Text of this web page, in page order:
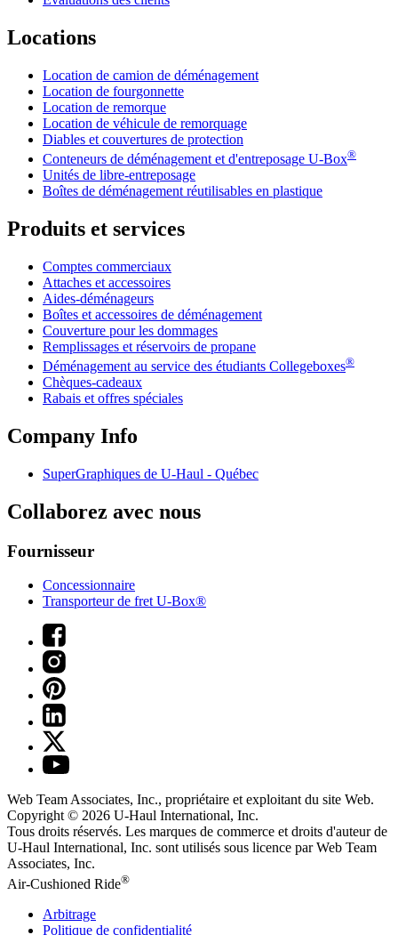
Locations
Location de camion de déménagement
Location de fourgonnette
Location de remorque
Location de véhicule de remorquage
Diables et couvertures de protection
Conteneurs de déménagement et d'entreposage U-Box®
Unités de libre-entreposage
Boîtes de déménagement réutilisables en plastique
Produits et services
Comptes commerciaux
Attaches et accessoires
Aides-déménageurs
Boîtes et accessoires de déménagement
Couverture pour les dommages
Remplissages et réservoirs de propane
Déménagement au service des étudiants Collegeboxes®
Chèques-cadeaux
Rabais et offres spéciales
Company Info
SuperGraphiques de U-Haul - Québec
Collaborez avec nous
Fournisseur
Concessionnaire
Transporteur de fret U-Box®
Web Team Associates, Inc., propriétaire et exploitant du site Web.
Copyright © 2026 U-Haul International, Inc.
Tous droits réservés. Les marques de commerce et droits d'auteur de
U-Haul International, Inc. sont utilisés sous licence par Web Team
Associates, Inc.
Air-Cushioned Ride®
Arbitrage
Politique de confidentialité